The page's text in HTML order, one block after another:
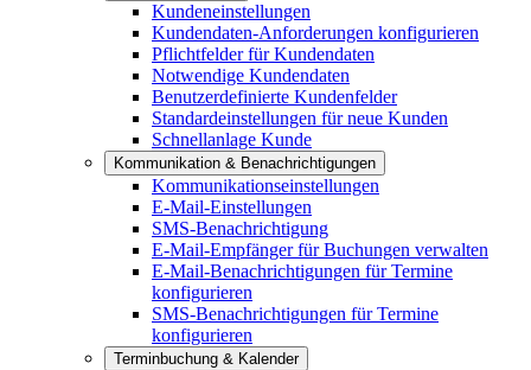
Kundeneinstellungen
Kundendaten-Anforderungen konfigurieren
Pflichtfelder für Kundendaten
Notwendige Kundendaten
Benutzerdefinierte Kundenfelder
Standardeinstellungen für neue Kunden
Schnellanlage Kunde
Kommunikation & Benachrichtigungen
Kommunikationseinstellungen
E-Mail-Einstellungen
SMS-Benachrichtigung
E-Mail-Empfänger für Buchungen verwalten
E-Mail-Benachrichtigungen für Termine
konfigurieren
SMS-Benachrichtigungen für Termine
konfigurieren
Terminbuchung & Kalender